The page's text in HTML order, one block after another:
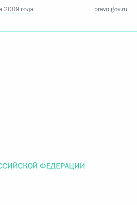
2009 года pravo.gov.ru
ФЕДЕРАЦИИ